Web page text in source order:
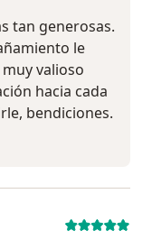
tan generosas.
le
valioso
hacia cada
bendiciones.